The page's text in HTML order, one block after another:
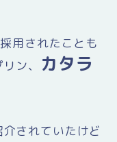
用されたことも
ン、 カタラ
されていたけど